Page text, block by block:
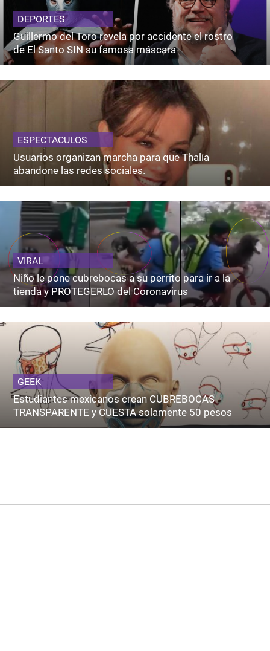
DEPORTES
Guillermo del Toro revela por accidente el rostro
de El Santo SIN su famosa máscara
ESPECTACULOS
Usuarios organizan marcha para que Thalía
abandone las redes sociales.
VIRAL
Niño le pone cubrebocas a su perrito para ir a la
tienda y PROTEGERLO del Coronavirus
GEEK
Estudiantes mexicanos crean CUBREBOCAS
TRANSPARENTE y CUESTA solamente 50 pesos